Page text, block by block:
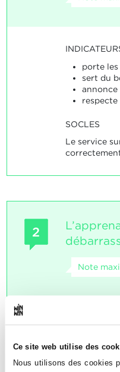
Ce site web utilise des
Nous utilisons des cookies
porte les
sert du
annonce
SOCLES
Le service
2
Note
descend
empile
les